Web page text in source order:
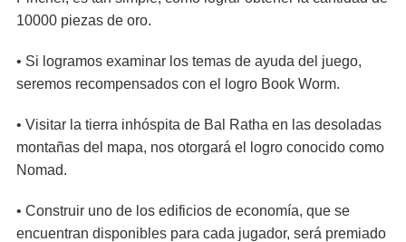
10000 piezas de oro.
• Si logramos examinar los temas de ayuda del juego,
seremos recompensados con el logro Book Worm.
• Visitar la tierra inhóspita de Bal Ratha en las desoladas
montañas del mapa, nos otorgará el logro conocido como
Nomad.
• Construir uno de los edificios de economía, que se
encuentran disponibles para cada jugador, será premiado